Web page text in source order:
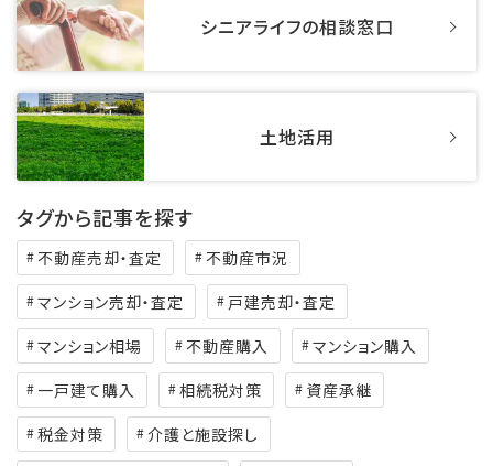
シニアライフの相談窓口
土地活用
タグから記事を探す
不動産売却・査定
不動産市況
マンション売却・査定
戸建売却・査定
マンション相場
不動産購入
マンション購入
一戸建て購入
相続税対策
資産承継
税金対策
介護と施設探し